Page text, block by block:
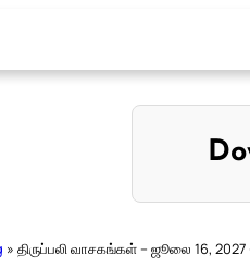
» திருப்பலி வாசகங்கள் – ஜூலை 16,